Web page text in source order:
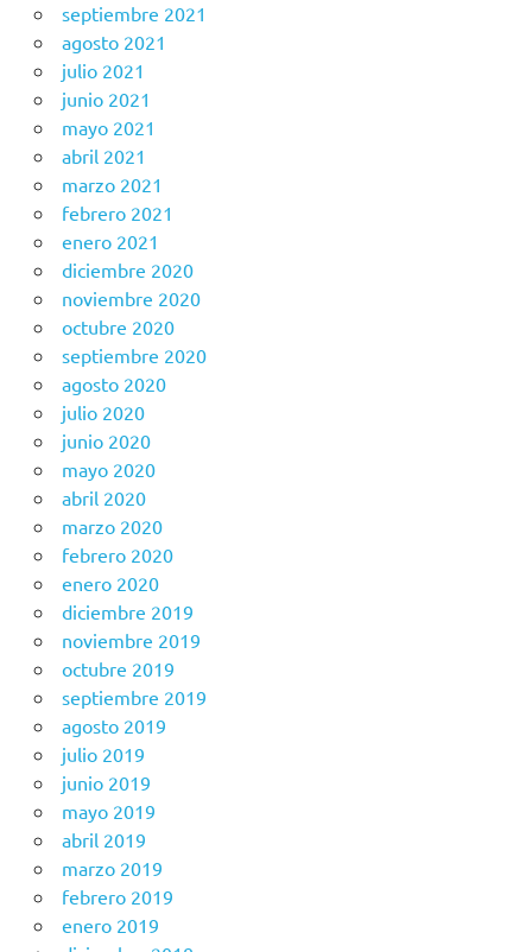
septiembre 2021
agosto 2021
julio 2021
junio 2021
mayo 2021
abril 2021
marzo 2021
febrero 2021
enero 2021
diciembre 2020
noviembre 2020
octubre 2020
septiembre 2020
agosto 2020
julio 2020
junio 2020
mayo 2020
abril 2020
marzo 2020
febrero 2020
enero 2020
diciembre 2019
noviembre 2019
octubre 2019
septiembre 2019
agosto 2019
julio 2019
junio 2019
mayo 2019
abril 2019
marzo 2019
febrero 2019
enero 2019